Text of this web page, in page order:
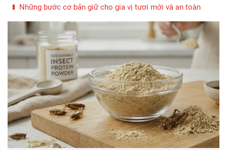
Những bước cơ bản giữ cho gia vị tươi mới và an toàn